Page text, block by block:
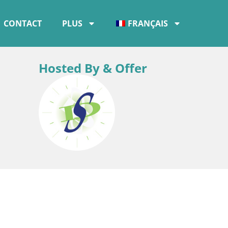
CONTACT PLUS FRANÇAIS
Hosted By & Offer